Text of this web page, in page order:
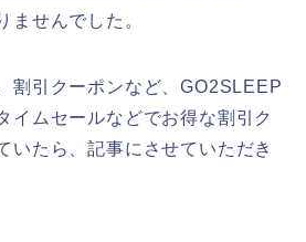
ませんでした。
割引クーポンなど、GO2SLEEP
イムセールなどでお得な割引ク
いたら、記事にさせていただき